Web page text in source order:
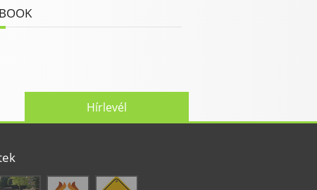
Hírlevél